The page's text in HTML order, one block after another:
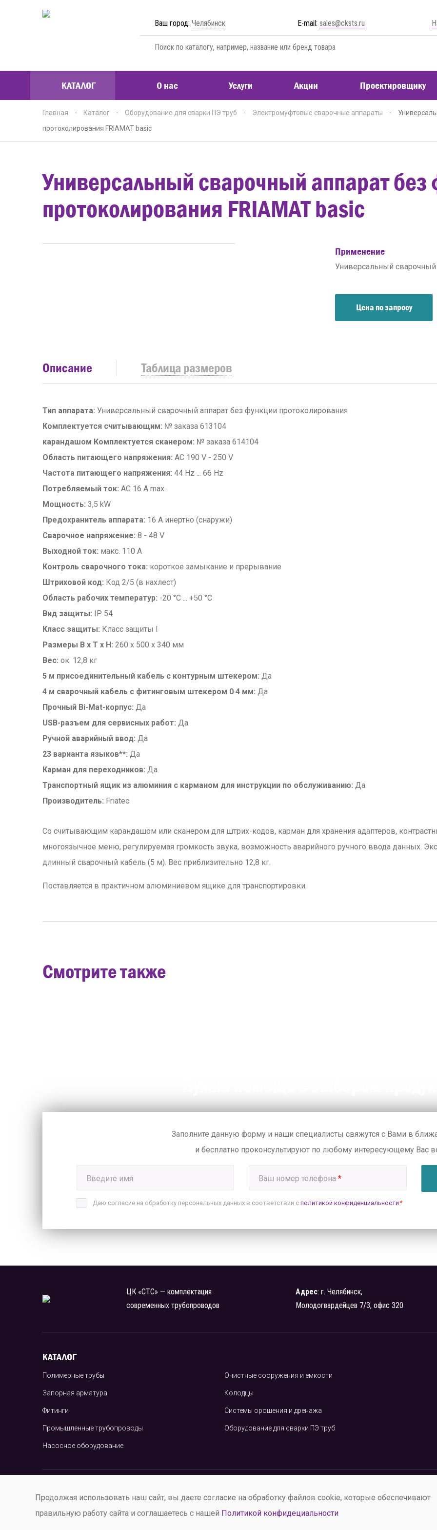
Ваш город: Челябинск E-mail: sales@cksts.ru
КАТАЛОГ О нас Услуги Акции Проектировщику
Главная - Каталог - Оборудование для сварки ПЭ труб - Электромуфтовые сварочные аппараты -
протоколирования FRIAMAT basic
Универсальный сварочный аппарат без
протоколирования FRIAMAT basic
Применение
Универсальный
Цена по запросу
Описание Таблица размеров
Тип аппарата: Универсальный сварочный аппарат без функции протоколирования
Комплектуется считывающим: № заказа 613104
карандашом Комплектуется сканером: № заказа 614104
Область питающего напряжения: AC 190 V - 250 V
Частота питающего напряжения: 44 Hz ... 66 Hz
Потребляемый ток: AC 16 A max.
Мощность: 3,5 kW
Предохранитель аппарата: 16 A инертно (снаружи)
Сварочное напряжение: 8 - 48 V
Выходной ток: макс. 110 A
Контроль сварочного тока: короткое замыкание и прерывание
Штриховой код: Код 2/5 (в нахлест)
Область рабочих температур: -20 °C ... +50 °C
Вид защиты: IP 54
Класс защиты: Класс защиты I
Размеры B x T x H: 260 x 500 x 340 мм
Вес: ок. 12,8 кг
5 м присоединительный кабель с контурным штекером: Да
4 м сварочный кабель с фитинговым штекером 0 4 мм: Да
Прочный Bi-Mat-корпус: Да
USB-разъем для сервисных работ: Да
Ручной аварийный ввод: Да
23 варианта языков**: Да
Карман для переходников: Да
Транспортный ящик из алюминия с карманом для инструкции по обслуживанию: Да
Производитель: Friatec
Со считывающим карандашом или сканером для штрих-кодов, карман для хранения адаптеров,
многоязычное меню, регулируемая громкость звука, возможность аварийного ручного ввода данных.
длинный сварочный кабель (5 м). Вес приблизительно 12,8 кг.
Поставляется в практичном алюминиевом ящике для транспортировки.
Смотрите также
Заполните данную форму и наши специалисты свяжутся с Вами в
и бесплатно проконсультируют по любому интересующему Вас
Введите имя Ваш номер телефона*
Даю согласие на обработку персональных данных в соответствии с политикой конфиденциальности *
ЦК «СТС» — комплектация
современных трубопроводов
Адрес: г. Челябинск,
Молодогвардейцев 7/3, офис 320
КАТАЛОГ
Полимерные трубы
Запорная арматура
Фитинги
Промышленные трубопроводы
Насосное оборудование
Очистные сооружения и емкости
Колодцы
Системы орошения и дренажа
Оборудование для сварки ПЭ труб
© ООО ЦК «СТС», 2026
Политика конфиденциальности
и обработки персональных данных.
Информация не является публичной офертой (ст. 437 ГК РФ)
Продолжая использовать наш сайт, вы даете согласие на обработку файлов cookie, которые обеспечивают
правильную работу сайта и соглашаетесь с нашей Политикой конфидециальности